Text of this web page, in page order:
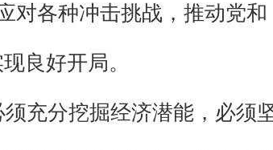
对各种冲击挑战，推动党和
良好开局。
充分挖掘经济潜能，必须